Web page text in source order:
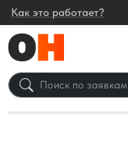
Как это работает?